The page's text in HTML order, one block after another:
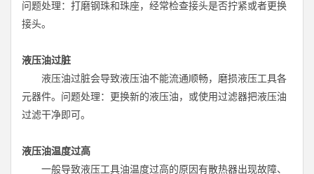
问题处理：打磨钢珠和珠座，经常检查接头是否拧紧或者更换
接头。
液压油过脏
液压油过脏会导致液压油不能流通顺畅，磨损液压工具各
元器件。问题处理：更换新的液压油，或使用过滤器把液压油
过滤干净即可。
液压油温度过高
一般导致液压工具油温度过高的原因有散热器出现故障、